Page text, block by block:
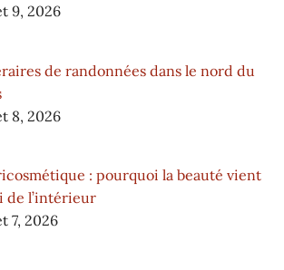
9, 2026
de randonnées dans le nord du
8, 2026
: pourquoi la beauté vient
de l’intérieur
7, 2026